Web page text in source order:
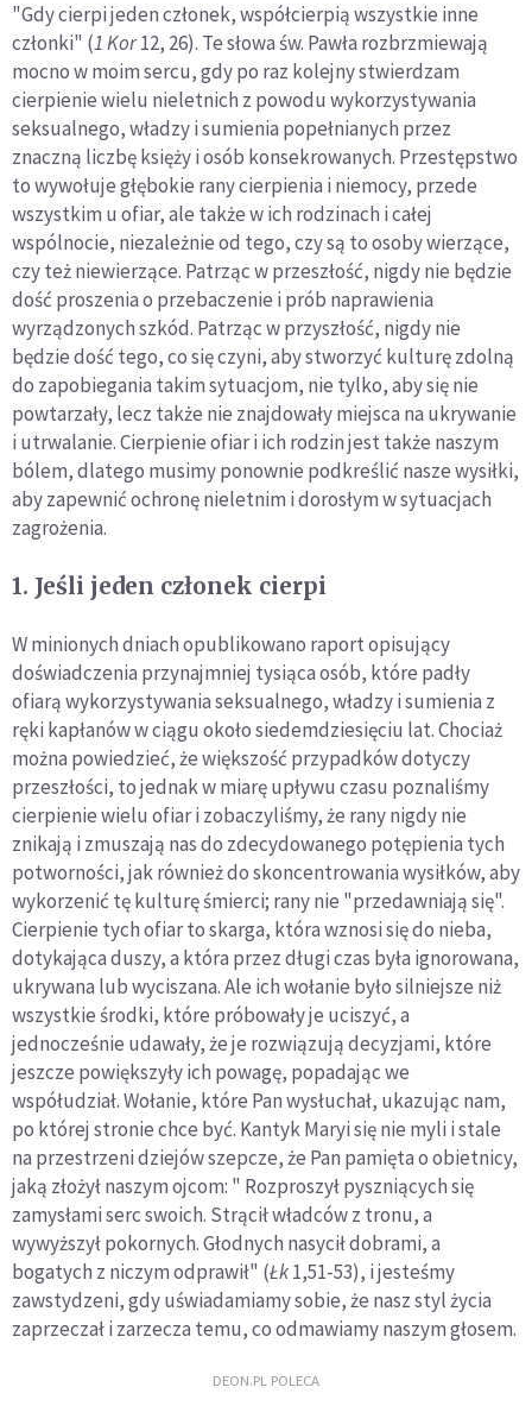
"Gdy cierpi jeden członek, współcierpią wszystkie inne
członki" (1 Kor12, 26). Te słowa św. Pawła rozbrzmiewają
mocno w moim sercu, gdy po raz kolejny stwierdzam
cierpienie wielu nieletnich z powodu wykorzystywania
seksualnego, władzy i sumienia popełnianych przez
znaczną liczbę księży i osób konsekrowanych. Przestępstwo
to wywołuje głębokie rany cierpienia i niemocy, przede
wszystkim u ofiar, ale także w ich rodzinach i całej
wspólnocie, niezależnie od tego, czy są to osoby wierzące,
czy też niewierzące. Patrząc w przeszłość, nigdy nie będzie
dość proszenia o przebaczenie i prób naprawienia
wyrządzonych szkód. Patrząc w przyszłość, nigdy nie
będzie dość tego, co się czyni, aby stworzyć kulturę zdolną
do zapobiegania takim sytuacjom, nie tylko, aby się nie
powtarzały, lecz także nie znajdowały miejsca na ukrywanie
i utrwalanie. Cierpienie ofiar i ich rodzin jest także naszym
bólem, dlatego musimy ponownie podkreślić nasze wysiłki,
aby zapewnić ochronę nieletnim i dorosłym w sytuacjach
zagrożenia.
1. Jeśli jeden członek cierpi
W minionych dniach opublikowano raport opisujący
doświadczenia przynajmniej tysiąca osób, które padły
ofiarą wykorzystywania seksualnego, władzy i sumienia z
ręki kapłanów w ciągu około siedemdziesięciu lat. Chociaż
można powiedzieć, że większość przypadków dotyczy
przeszłości, to jednak w miarę upływu czasu poznaliśmy
cierpienie wielu ofiar i zobaczyliśmy, że rany nigdy nie
znikają i zmuszają nas do zdecydowanego potępienia tych
potworności, jak również do skoncentrowania wysiłków, aby
wykorzenić tę kulturę śmierci; rany nie "przedawniają się".
Cierpienie tych ofiar to skarga, która wznosi się do nieba,
dotykająca duszy, a która przez długi czas była ignorowana,
ukrywana lub wyciszana. Ale ich wołanie było silniejsze niż
wszystkie środki, które próbowały je uciszyć, a
jednocześnie udawały, że je rozwiązują decyzjami, które
jeszcze powiększyły ich powagę, popadając we
współudział. Wołanie, które Pan wysłuchał, ukazując nam,
po której stronie chce być. Kantyk Maryi się nie myli i stale
na przestrzeni dziejów szepcze, że Pan pamięta o obietnicy,
jaką złożył naszym ojcom: " Rozproszył pyszniących się
zamysłami serc swoich. Strącił władców z tronu, a
wywyższył pokornych. Głodnych nasycił dobrami, a
bogatych z niczym odprawił" (Łk1,51-53), i jesteśmy
zawstydzeni, gdy uświadamiamy sobie, że nasz styl życia
zaprzeczał i zarzecza temu, co odmawiamy naszym głosem.
DEON.PL POLECA